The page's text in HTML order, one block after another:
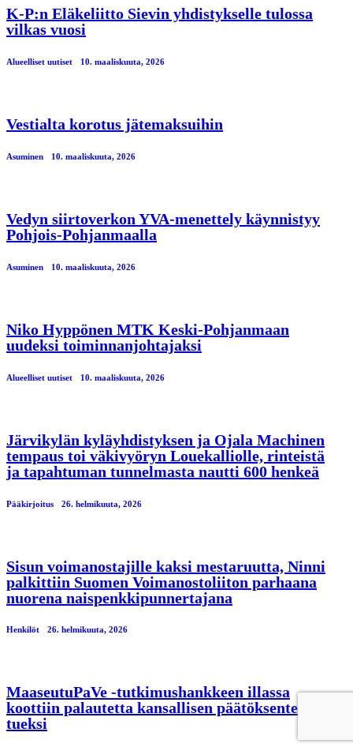
K-P:n Eläkeliitto Sievin yhdistykselle tulossa
vilkas vuosi
Alueelliset uutiset 10. maaliskuuta, 2026
Vestialta korotus jätemaksuihin
Asuminen 10. maaliskuuta, 2026
Vedyn siirtoverkon YVA-menettely käynnistyy
Pohjois-Pohjanmaalla
Asuminen 10. maaliskuuta, 2026
Niko Hyppönen MTK Keski-Pohjanmaan
uudeksi toiminnanjohtajaksi
Alueelliset uutiset 10. maaliskuuta, 2026
Järvikylän kyläyhdistyksen ja Ojala Machinen
tempaus toi väkivyöryn Louekalliolle, rinteistä
ja tapahtuman tunnelmasta nautti 600 henkeä
Pääkirjoitus 26. helmikuuta, 2026
Sisun voimanostajille kaksi mestaruutta, Ninni
palkittiin Suomen Voimanostoliiton parhaana
nuorena naispenkkipunnertajana
Henkilöt 26. helmikuuta, 2026
MaaseutuPaVe -tutkimushankkeen illassa
koottiin palautetta kansallisen päätöksenteon
tueksi